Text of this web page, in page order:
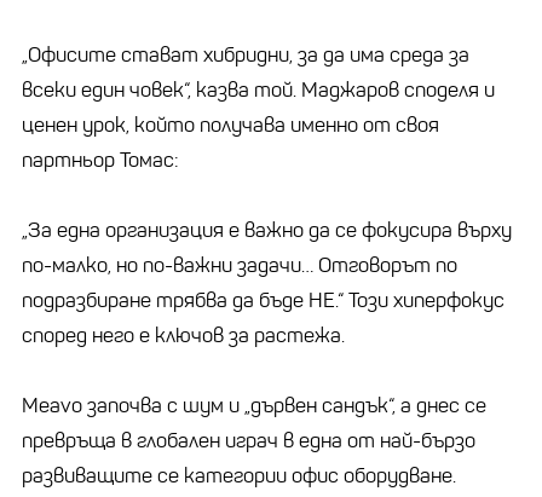
„Офисите стават хибридни, за да има среда за
всеки един човек“, казва той. Маджаров споделя и
ценен урок, който получава именно от своя
партньор Томас:
„За една организация е важно да се фокусира върху
по-малко, но по-важни задачи… Отговорът по
подразбиране трябва да бъде НЕ.“ Този хиперфокус
според него е ключов за растежа.
Meavo започва с шум и „дървен сандък“, а днес се
превръща в глобален играч в една от най-бързо
развиващите се категории офис оборудване.